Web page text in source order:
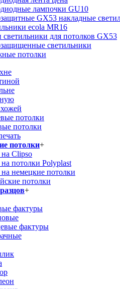
лампочки GU10
GX53 накладные
ecola MR16
светильники для потолков GX53
светильники
потолки
потолки
потолки
потолки+
Clipso
потолки Polyplast
немецкие потолки
потолки
+
фактуры
фактуры